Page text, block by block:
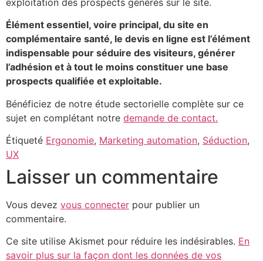
Élément essentiel, voire principal, du site en
complémentaire santé, le devis en ligne est l’élément
indispensable pour séduire des visiteurs, générer
l’adhésion et à tout le moins constituer une base
prospects qualifiée et exploitable.
Bénéficiez de notre étude sectorielle complète sur ce
sujet en complétant notre demande de contact.
Étiqueté Ergonomie, Marketing automation, Séduction,
UX
Laisser un commentaire
Vous devez vous connecter pour publier un
commentaire.
Ce site utilise Akismet pour réduire les indésirables. En
savoir plus sur la façon dont les données de vos